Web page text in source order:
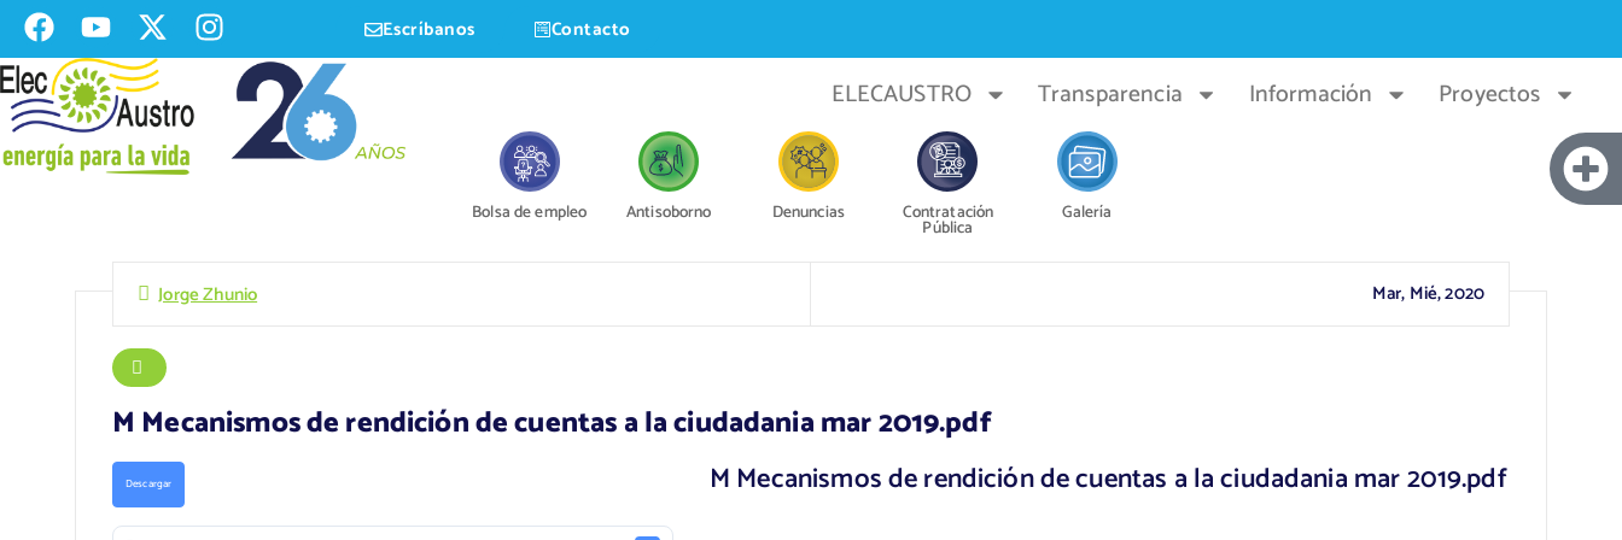
Escríbanos Contacto
ELECAUSTRO Transparencia Información Proyectos
Bolsa de empleo Antisoborno Denuncias Contratación
Pública
Galería
Jorge Zhunio Mar, Mié, 2020
M Mecanismos de rendición de cuentas a la ciudadania mar 2019.pdf
Descargar M Mecanismos de rendición de cuentas a la ciudadania mar 2019.pdf